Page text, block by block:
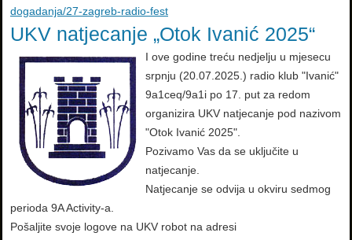
dogadanja/27-zagreb-radio-fest
UKV natjecanje „Otok Ivanić 2025“
I ove godine treću nedjelju u mjesecu
srpnju (20.07.2025.) radio klub "Ivanić"
9a1ceq/9a1i po 17. put za redom
organizira UKV natjecanje pod nazivom
"Otok Ivanić 2025".
Pozivamo Vas da se uključite u
natjecanje.
Natjecanje se odvija u okviru sedmog
perioda 9A Activity-a.
Pošaljite svoje logove na UKV robot na adresi